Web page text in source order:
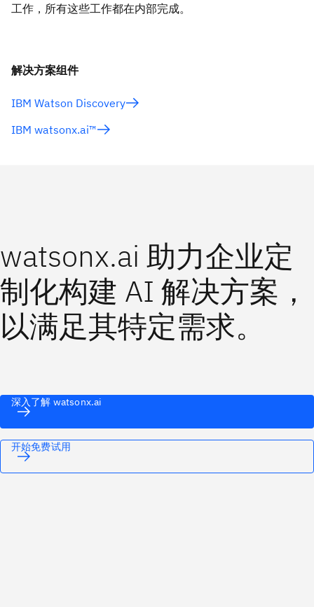
工作，所有这些工作都在内部完成。
解决方案组件
IBM Watson Discovery
IBM watsonx.ai™
watsonx.ai 助力企业定
制化构建 AI 解决方案，
以满足其特定需求。
深入了解 watsonx.ai
开始免费试用